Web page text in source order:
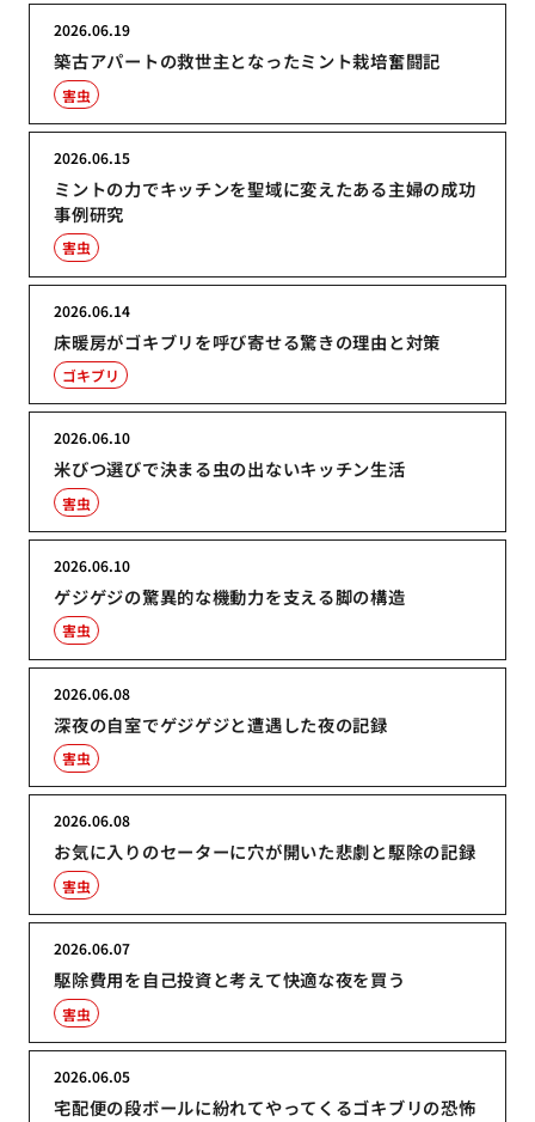
築古アパートの救世主となったミント栽培奮闘記
2026.06.19
害虫
ミントの力でキッチンを聖域に変えたある主婦の成功
事例研究
2026.06.15
害虫
床暖房がゴキブリを呼び寄せる驚きの理由と対策
2026.06.14
ゴキブリ
米びつ選びで決まる虫の出ないキッチン生活
2026.06.10
害虫
ゲジゲジの驚異的な機動力を支える脚の構造
2026.06.10
害虫
深夜の自室でゲジゲジと遭遇した夜の記録
2026.06.08
害虫
お気に入りのセーターに穴が開いた悲劇と駆除の記録
2026.06.08
害虫
駆除費用を自己投資と考えて快適な夜を買う
2026.06.07
害虫
宅配便の段ボールに紛れてやってくるゴキブリの恐怖
2026.06.05